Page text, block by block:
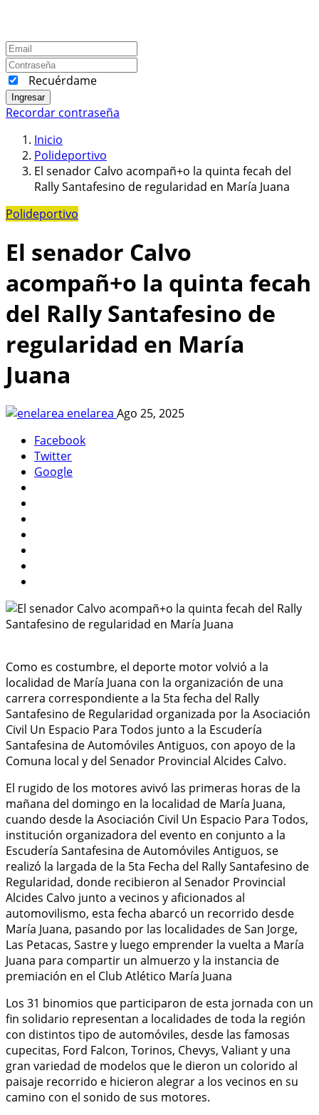
Recuérdame
Ingresar
Recordar contraseña
Inicio
Polideportivo
El senador Calvo acompañ+o la quinta fecah del
Rally Santafesino de regularidad en María Juana
Polideportivo
El senador Calvo
acompañ+o la quinta fecah
del Rally Santafesino de
regularidad en María
Juana
enelarea Ago 25, 2025
Facebook
Twitter
Google
Como es costumbre, el deporte motor volvió a la
localidad de María Juana con la organización de una
carrera correspondiente a la 5ta fecha del Rally
Santafesino de Regularidad organizada por la Asociación
Civil Un Espacio Para Todos junto a la Escudería
Santafesina de Automóviles Antiguos, con apoyo de la
Comuna local y del Senador Provincial Alcides Calvo.
El rugido de los motores avivó las primeras horas de la
mañana del domingo en la localidad de María Juana,
cuando desde la Asociación Civil Un Espacio Para Todos,
institución organizadora del evento en conjunto a la
Escudería Santafesina de Automóviles Antiguos, se
realizó la largada de la 5ta Fecha del Rally Santafesino de
Regularidad, donde recibieron al Senador Provincial
Alcides Calvo junto a vecinos y aficionados al
automovilismo, esta fecha abarcó un recorrido desde
María Juana, pasando por las localidades de San Jorge,
Las Petacas, Sastre y luego emprender la vuelta a María
Juana para compartir un almuerzo y la instancia de
premiación en el Club Atlético María Juana
Los 31 binomios que participaron de esta jornada con un
fin solidario representan a localidades de toda la región
con distintos tipo de automóviles, desde las famosas
cupecitas, Ford Falcon, Torinos, Chevys, Valiant y una
gran variedad de modelos que le dieron un colorido al
paisaje recorrido e hicieron alegrar a los vecinos en su
camino con el sonido de sus motores.